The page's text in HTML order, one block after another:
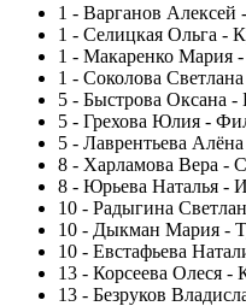
1 - Варганов Алексей
1 - Селицкая Ольга -
1 - Макаренко Мария -
1 - Соколова
5 - Быстрова Оксана -
5 - Грехова Юлия -
5 - Лаврентьева
8 - Харламова Вера -
8 - Юрьева Наталья -
10 - Радыгина
10 - Дыкман Мария -
10 - Евстафьева
13 - Корсеева Олеся -
13 - Безруков